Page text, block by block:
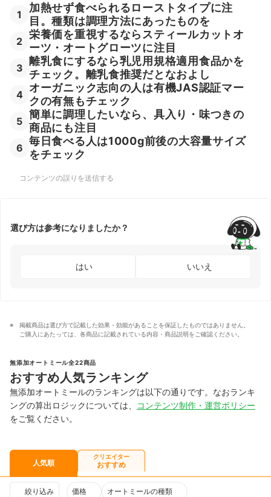
1
加熱せず食べられるローストタイプに注
目。種類は調理方法にあったものを
2
栄養価を重視するならスティールカットオ
ーツ・オートグローツに注目
3
離乳食にするなら乳児用規格適用食品かを
チェック。離乳食推奨だとなおよし
4
オーガニック志向の人は有機JAS認証マー
クの有無もチェック
5
簡単に調理したいなら、具入り・味つきの
商品にも注目
6
毎日食べる人は1000g前後の大容量サイズ
をチェック
コンテンツの誤りを送信する
選び方は参考になりましたか？
はい いいえ
掲載商品は選び方で記載した効果・効能があることを保証したものではありません。
ご購入にあたっては、各商品に記載されている内容・商品説明をご確認ください。
無添加オートミール全22商品
おすすめ人気ランキング
無添加オートミールのランキングは以下の通りです。なおランキ
ングの算出ロジックについては、
コンテンツ制作・運営ポリシー
をご覧ください。
人気順
クリエイター
おすすめ
絞り込み 価格 オートミールの種類